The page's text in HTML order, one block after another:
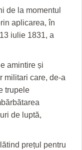
de la momentul
aplicarea, în
iulie 1831, a
amintire și
militari care, de-a
trupele
de luptă,
prețul pentru